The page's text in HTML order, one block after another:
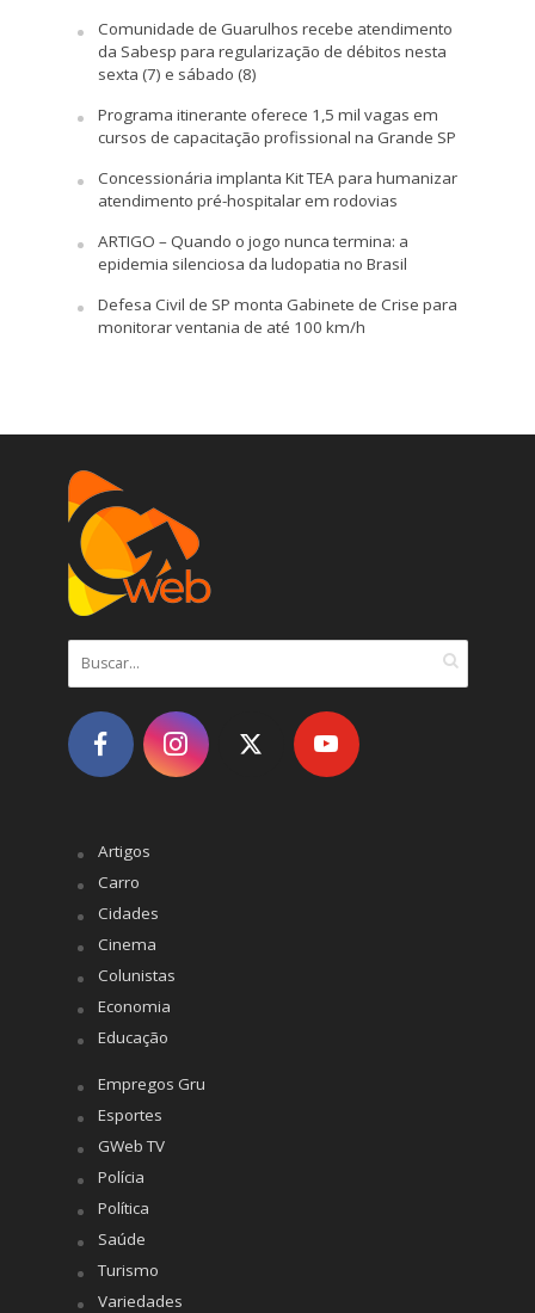
Comunidade de Guarulhos recebe atendimento
da Sabesp para regularização de débitos nesta
sexta (7) e sábado (8)
Programa itinerante oferece 1,5 mil vagas em
cursos de capacitação profissional na Grande SP
Concessionária implanta Kit TEA para humanizar
atendimento pré-hospitalar em rodovias
ARTIGO – Quando o jogo nunca termina: a
epidemia silenciosa da ludopatia no Brasil
Defesa Civil de SP monta Gabinete de Crise para
monitorar ventania de até 100 km/h
Artigos
Carro
Cidades
Cinema
Colunistas
Economia
Educação
Empregos Gru
Esportes
GWeb TV
Polícia
Política
Saúde
Turismo
Variedades